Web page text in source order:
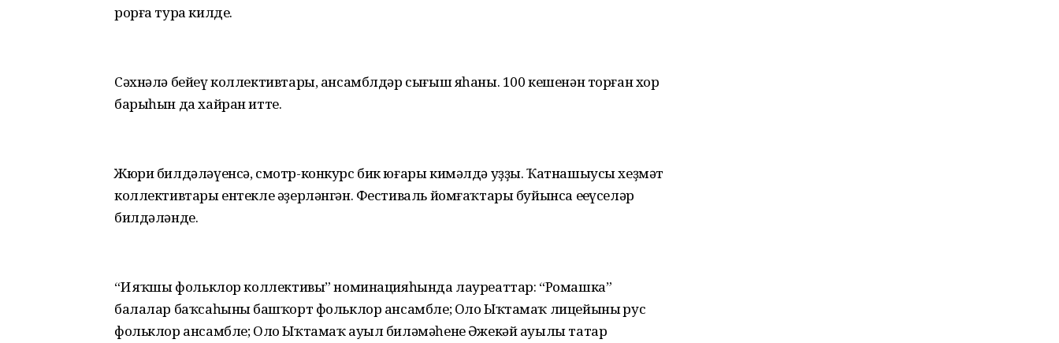
рорға тура килде.
Сәхнәлә бейеү коллективтары, ансамблдәр сығыш яһаны. 100 кешенән торған хор
барыһын да хайран итте.
Жюри билдәләүенсә, смотр-конкурс бик юғары кимәлдә уҙҙы. Ҡатнашыусы хеҙмәт
коллективтары ентекле әҙерләнгән. Фестиваль йомғаҡтары буйынса еңеүселәр
билдәләнде.
“Иң яҡшы фольклор коллективы” номинацияһында лауреаттар: “Ромашка”
балалар баҡсаһының башҡорт фольклор ансамбле; Оло Ыҡтамаҡ лицейының рус
фольклор ансамбле; Оло Ыҡтамаҡ ауыл биләмәһенең Әжекәй ауылы татар